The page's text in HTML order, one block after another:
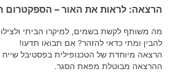
הרצאה: לראות את האור – הספקטרום
מה משותף לקשת בשמים, למיקרו הביתי
להבין ומתי כדאי להזהר? אם תבואו תדעו!
הרצאה מיוחדת של הטכנופילית בפסטיבל שייח
ההרצאה מבוטלת מפאת הסגר.